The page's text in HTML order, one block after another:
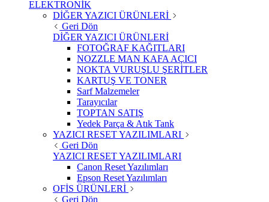
ELEKTRONİK
DİĞER YAZICI ÜRÜNLERİ
Geri Dön
DİĞER YAZICI ÜRÜNLERİ
FOTOĞRAF KAĞITLARI
NOZZLE MAN KAFA AÇICI
NOKTA VURUŞLU ŞERİTLER
KARTUŞ VE TONER
Sarf Malzemeler
Tarayıcılar
TOPTAN SATIŞ
Yedek Parça & Atık Tank
YAZICI RESET YAZILIMLARI
Geri Dön
YAZICI RESET YAZILIMLARI
Canon Reset Yazılımları
Epson Reset Yazılımları
OFİS ÜRÜNLERİ
Geri Dön